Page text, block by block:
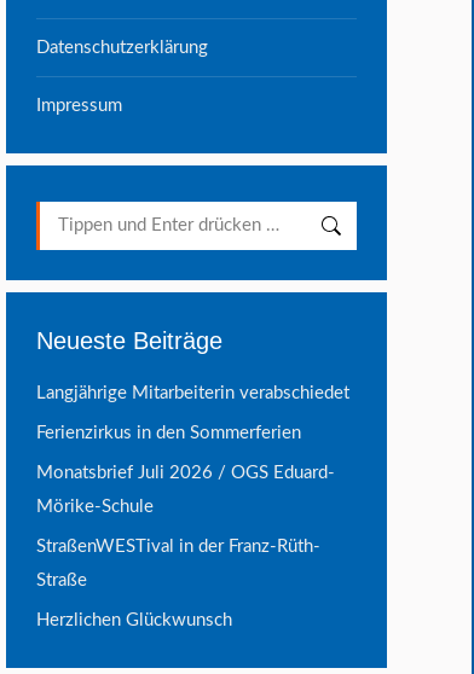
Datenschutzerklärung
Impressum
Search:
Neueste Beiträge
Langjährige Mitarbeiterin verabschiedet
Ferienzirkus in den Sommerferien
Monatsbrief Juli 2026 / OGS Eduard-
Mörike-Schule
StraßenWESTival in der Franz-Rüth-
Straße
Herzlichen Glückwunsch